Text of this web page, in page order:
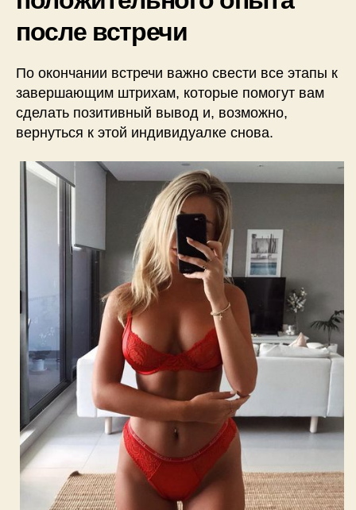
после встречи
По окончании встречи важно свести все этапы к
завершающим штрихам, которые помогут вам
сделать позитивный вывод и, возможно,
вернуться к этой индивидуалке снова.